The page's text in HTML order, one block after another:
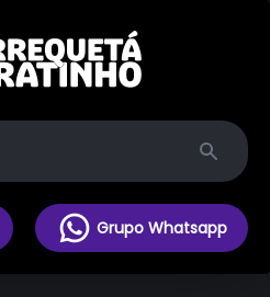
Search
Grupo Whatsapp